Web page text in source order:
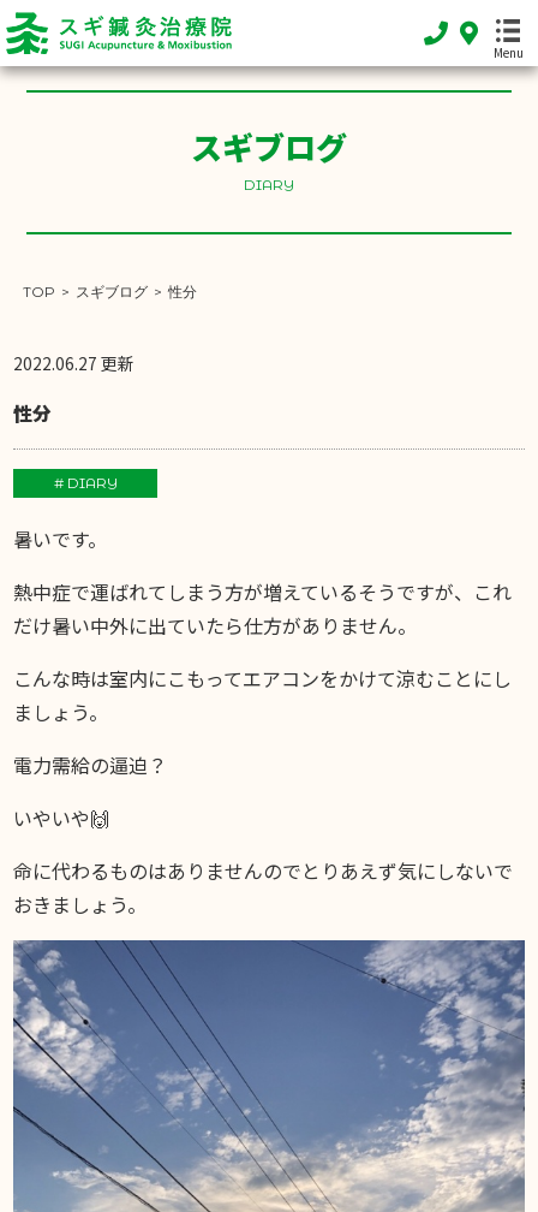
Menu
ホーム
HOME
スギブログ
スギブログ
DIARY
TOP > スギブログ > 性分
2022.06.27 更新
性分
# DIARY
暑いです。
熱中症で運ばれてしまう方が増えているそうですが、これ
だけ暑い中外に出ていたら仕方がありません。
こんな時は室内にこもってエアコンをかけて涼むことにし
ましょう。
電力需給の逼迫？
いやいや🙌
命に代わるものはありませんのでとりあえず気にしないで
おきましょう。